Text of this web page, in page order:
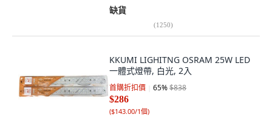
缺貨
(1250)
KKUMI LIGHITNG OSRAM 25W LED
一體式燈帶, 白光, 2入
首購折扣價 65%$838
$286
($143.00/1個)